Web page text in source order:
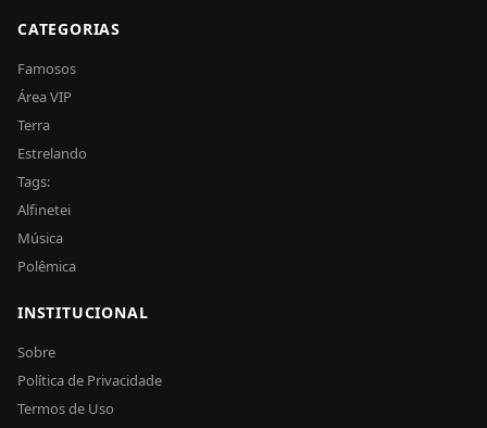
CATEGORIAS
Famosos
Área VIP
Terra
Estrelando
Tags:
Alfinetei
Música
Polêmica
INSTITUCIONAL
Sobre
Política de Privacidade
Termos de Uso